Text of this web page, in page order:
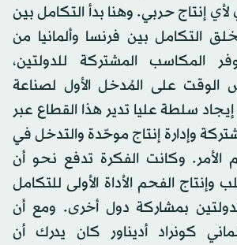
إنتاج حربي. وهنا بدأ التكامل بين
التكامل بين فرنسا وألمانيا من
المكاسب المشتركة للدولتين،
على المُدخل الأول لصناعة
سلطة عليا تدير هذا القطاع عبر
وإدارة إنتاج موحّدة والتدخل في
الأمر. وكانت الفكرة تدفع نحو أن
الفحم الأداة الأولى للتكامل
بمشاركة دول أخرى. ومع أن
كونراد أديناور كان يدرك أن